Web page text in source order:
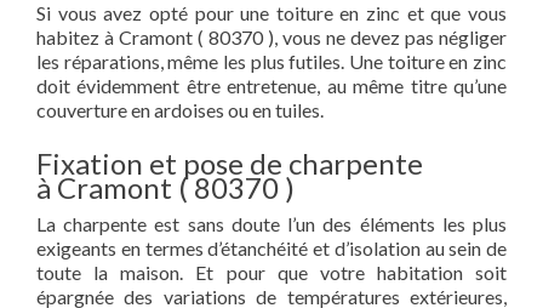
Si vous avez opté pour une toiture en zinc et que vous
habitez à Cramont ( 80370 ), vous ne devez pas négliger
les réparations, même les plus futiles. Une toiture en zinc
doit évidemment être entretenue, au même titre qu’une
couverture en ardoises ou en tuiles.
Fixation et pose de charpente
à Cramont ( 80370 )
La charpente est sans doute l’un des éléments les plus
exigeants en termes d’étanchéité et d’isolation au sein de
toute la maison. Et pour que votre habitation soit
épargnée des variations de températures extérieures,